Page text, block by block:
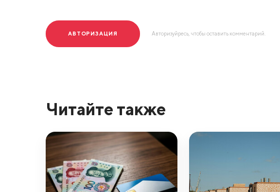
АВТОРИЗАЦИЯ Авторизуйресь, чтобы оставить комментарий.
Читайте также